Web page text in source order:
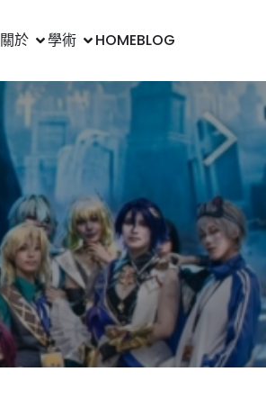
關於 學術 HOMEBLOG